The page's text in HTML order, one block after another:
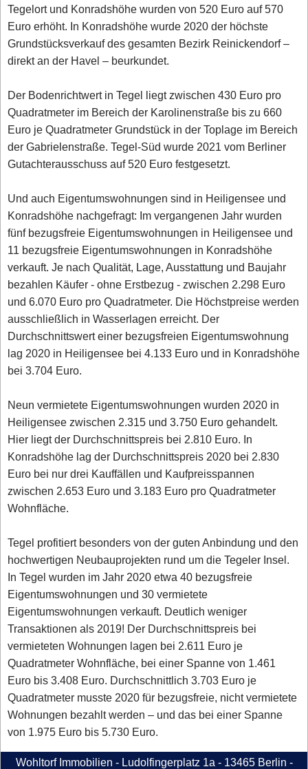
Tegelort und Konradshöhe wurden von 520 Euro auf 570
Euro erhöht. In Konradshöhe wurde 2020 der höchste
Grundstücksverkauf des gesamten Bezirk Reinickendorf –
direkt an der Havel – beurkundet.
Der Bodenrichtwert in Tegel liegt zwischen 430 Euro pro
Quadratmeter im Bereich der Karolinenstraße bis zu 660
Euro je Quadratmeter Grundstück in der Toplage im Bereich
der Gabrielenstraße. Tegel-Süd wurde 2021 vom Berliner
Gutachterausschuss auf 520 Euro festgesetzt.
Und auch Eigentumswohnungen sind in Heiligensee und
Konradshöhe nachgefragt: Im vergangenen Jahr wurden
fünf bezugsfreie Eigentumswohnungen in Heiligensee und
11 bezugsfreie Eigentumswohnungen in Konradshöhe
verkauft. Je nach Qualität, Lage, Ausstattung und Baujahr
bezahlen Käufer - ohne Erstbezug - zwischen 2.298 Euro
und 6.070 Euro pro Quadratmeter. Die Höchstpreise werden
ausschließlich in Wasserlagen erreicht. Der
Durchschnittswert einer bezugsfreien Eigentumswohnung
lag 2020 in Heiligensee bei 4.133 Euro und in Konradshöhe
bei 3.704 Euro.
Neun vermietete Eigentumswohnungen wurden 2020 in
Heiligensee zwischen 2.315 und 3.750 Euro gehandelt.
Hier liegt der Durchschnittspreis bei 2.810 Euro. In
Konradshöhe lag der Durchschnittspreis 2020 bei 2.830
Euro bei nur drei Kauffällen und Kaufpreisspannen
zwischen 2.653 Euro und 3.183 Euro pro Quadratmeter
Wohnfläche.
Tegel profitiert besonders von der guten Anbindung und den
hochwertigen Neubauprojekten rund um die Tegeler Insel.
In Tegel wurden im Jahr 2020 etwa 40 bezugsfreie
Eigentumswohnungen und 30 vermietete
Eigentumswohnungen verkauft. Deutlich weniger
Transaktionen als 2019! Der Durchschnittspreis bei
vermieteten Wohnungen lagen bei 2.611 Euro je
Quadratmeter Wohnfläche, bei einer Spanne von 1.461
Euro bis 3.408 Euro. Durchschnittlich 3.703 Euro je
Quadratmeter musste 2020 für bezugsfreie, nicht vermietete
Wohnungen bezahlt werden – und das bei einer Spanne
von 1.975 Euro bis 5.730 Euro.
Wohltorf Immobilien - Ludolfingerplatz 1a - 13465 Berlin -